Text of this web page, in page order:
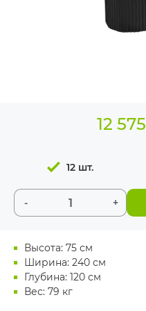
Высота: 75 см
Ширина: 240 см
Глубина: 120 см
Вес: 79 кг
12 575
- +
12 шт.